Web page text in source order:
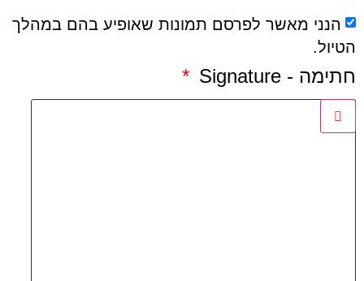
הנני מאשר לפרסם תמונות שאופיע בהם במהלך
הטיול.
חתימה - Signature